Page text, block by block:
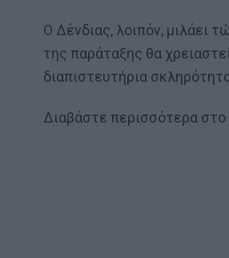
Ο Δένδιας, λοιπόν, μιλάει
της παράταξης θα
διαπιστευτήρια
Διαβάστε περισσότερα στο